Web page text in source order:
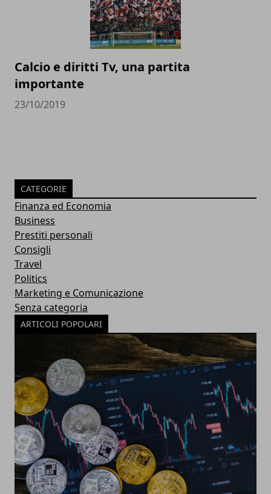
Calcio e diritti Tv, una partita
importante
23/10/2019
CATEGORIE
Finanza ed Economia
Business
Prestiti personali
Consigli
Travel
Politics
Marketing e Comunicazione
Senza categoria
ARTICOLI POPOLARI